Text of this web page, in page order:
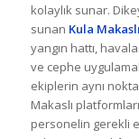
kolaylık sunar.
sunan Kula
yangın hattı,
ve cephe
ekiplerin aynı
Makaslı
personelin gerekli